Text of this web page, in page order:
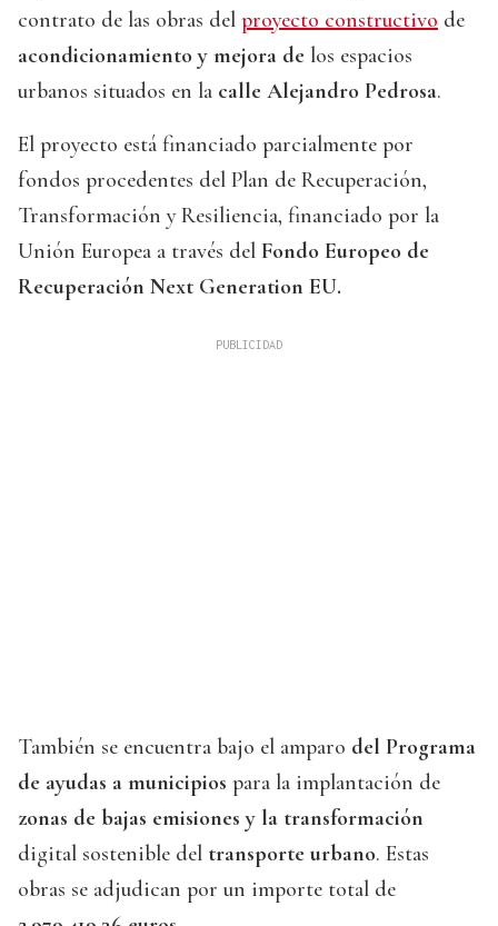
contrato de las obras del proyecto constructivo de
acondicionamiento y mejora de los espacios
urbanos situados en la calle Alejandro Pedrosa.
El proyecto está financiado parcialmente por
fondos procedentes del Plan de Recuperación,
Transformación y Resiliencia, financiado por la
Unión Europea a través del Fondo Europeo de
Recuperación Next Generation EU.
También se encuentra bajo el amparo del Programa
de ayudas a municipios para la implantación de
zonas de bajas emisiones y la transformación
digital sostenible del transporte urbano. Estas
obras se adjudican por un importe total de